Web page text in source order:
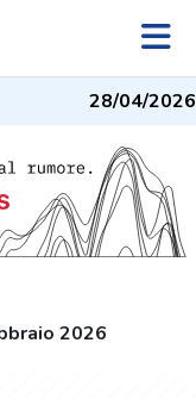
28/04/2026-
2026